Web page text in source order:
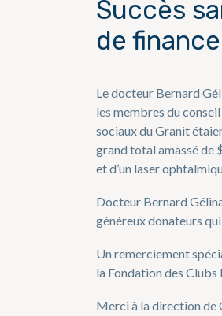
Succès
de
Le docteur Bernard
les membres du
sociaux du Granit
grand total amassé de
et d’un laser
Docteur Bernard
généreux donateurs
Un remerciement
la Fondation des
Merci à la direction de